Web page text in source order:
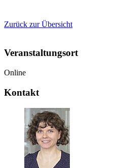
Zurück zur Übersicht
Veranstaltungsort
Online
Kontakt